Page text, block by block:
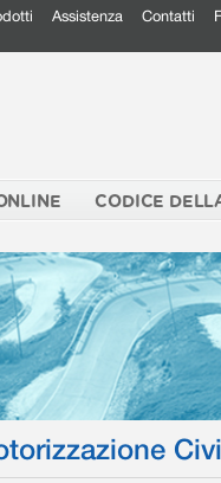
Assistenza Contatti
CODICE